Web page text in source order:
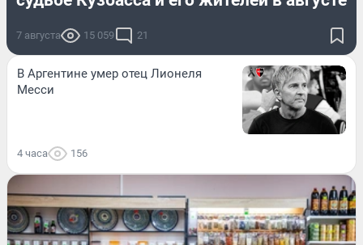
7 августа 15 059 21
В Аргентине умер отец Лионеля
Месси
4 часа 156